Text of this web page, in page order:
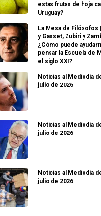
estas frutas de hoja
Uruguay?
La Mesa de Filósofos
y Gasset, Zubiri y
¿Cómo puede
pensar la Escuela de
el siglo XXI?
Noticias al Mediodía
julio de 2026
Noticias al Mediodía
julio de 2026
Noticias al Mediodía
julio de 2026